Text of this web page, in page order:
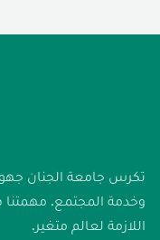
تكرس جامعة الجنان
وخدمة المجتمع. مهمتنا
اللازمة لعالم متغير.